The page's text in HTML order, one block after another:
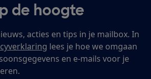
de hoogte
acties en tips in je mailbox. In
lees je hoe we omgaan
en e-mails voor je